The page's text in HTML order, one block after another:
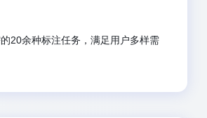
20余种标注任务，满足用户多样需